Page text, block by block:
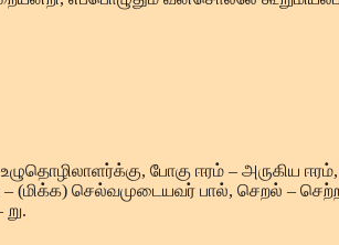
உழுதொழிலாளர்க்கு, போகு ஈரம் –
– (மிக்க) செல்வமுடையவர் பால், செறல் –